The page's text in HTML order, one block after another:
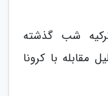
شب گذشته
به دلیل مقابله با کرونا